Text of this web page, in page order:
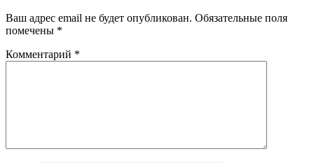
Ваш адрес email не будет опубликован. Обязательные поля
помечены *
Комментарий *